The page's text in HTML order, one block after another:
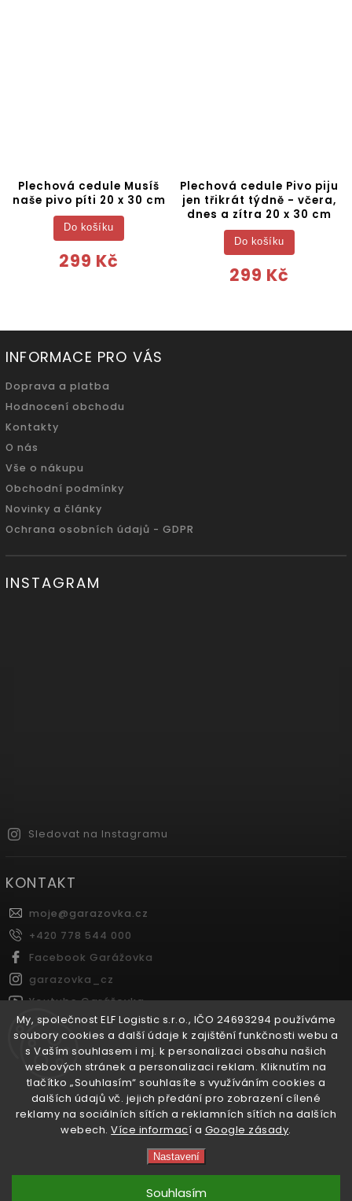
My, společnost ELF Logistic s.r.o., IČO 24693294 používáme
soubory cookies a další údaje k zajištění funkčnosti webu a
s Vaším souhlasem i mj. k personalizaci obsahu našich
webových stránek a personalizaci reklam. Kliknutím na
tlačítko „Souhlasím“ souhlasíte s využíváním cookies a
dalších údajů vč. jejich předání pro zobrazení cílené
reklamy na sociálních sítích a reklamních sítích na dalších
webech.Více informací a Google zásady.
Nastavení
Souhlasím
Plechová cedule Musíš
naše pivo píti 20 x 30 cm
299 Kč
Do košíku
Plechová cedule Pivo piju
jen třikrát týdně - včera,
dnes a zítra 20 x 30 cm
299 Kč
Do košíku
INFORMACE PRO VÁS
Doprava a platba
Hodnocení obchodu
Kontakty
O nás
Vše o nákupu
Obchodní podmínky
Novinky a články
Ochrana osobních údajů - GDPR
INSTAGRAM
Sledovat na Instagramu
KONTAKT
moje@garazovka.cz
+420 778 544 000
Facebook Garážovka
garazovka_cz
Youtube Garážovka
FACEBOOK
Garážovka.cz
Copyright 2026Garážovka.cz. Všechna práva vyhrazena.
Shoptet| Design